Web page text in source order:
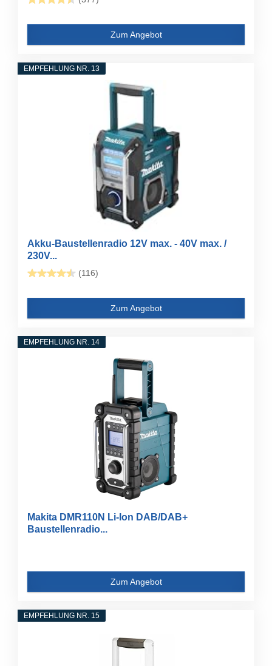
Zum Angebot
EMPFEHLUNG NR. 13
Akku-Baustellenradio 12V max. - 40V max. /
230V...
(116)
Zum Angebot
EMPFEHLUNG NR. 14
Makita DMR110N Li-Ion DAB/DAB+
Baustellenradio...
Zum Angebot
EMPFEHLUNG NR. 15